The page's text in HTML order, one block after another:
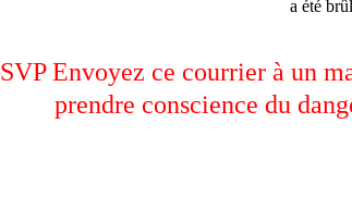
a été
SVP Envoyez ce courrier à un
prendre conscience du